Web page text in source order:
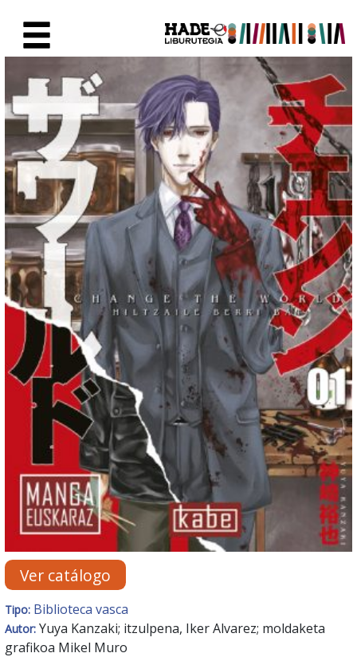
Ficha de Novedades -
Ver catálogo
Tipo: Biblioteca vasca
Autor: Yuya Kanzaki; itzulpena, Iker Alvarez; moldaketa
grafikoa Mikel Muro